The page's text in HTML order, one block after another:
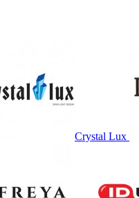
Crystal Lux